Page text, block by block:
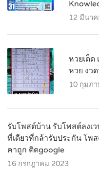
12 มีนา
หวยเด็ด
หวย งว
10 กุมภ
รับโพสต์บ้าน รับโพสต์ลงเ
ที่เดียวที่กล้ารับประกัน โพ
คาถูก ติดgoogle
16 กรกฎาคม 2023